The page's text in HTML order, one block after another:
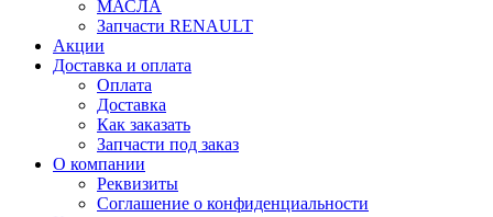
МАСЛА
Запчасти RENAULT
Акции
Доставка и оплата
Оплата
Доставка
Как заказать
Запчасти под заказ
О компании
Реквизиты
Соглашение о конфиденциальности